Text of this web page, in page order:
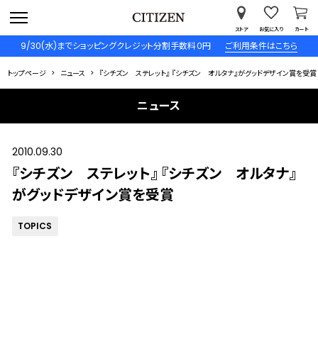
9/30(水)までショッピングクレジット分割手数料０円 ご利用条件はこちら
ストア お気に入り カート
トップページ ニュース 『シチズン ステレット』 『シチズン オルタナ』がグッドデザイン賞を受賞
ニュース
2010.09.30
『シチズン ステレット』 『シチズン オルタナ』
がグッドデザイン賞を受賞
TOPICS